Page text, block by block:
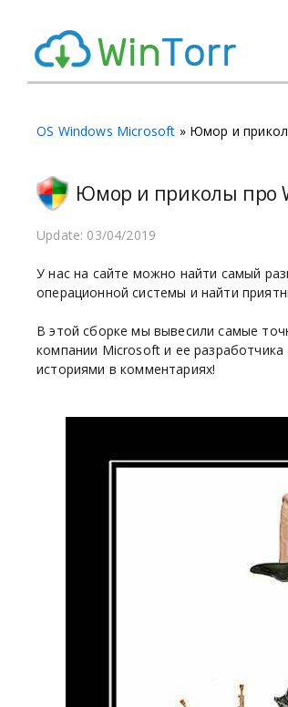
OS Windows Microsoft » Юмор и
Юмор и приколы про
Update: 03/04/2019
У нас на сайте можно найти самый
операционной системы и найти
В этой сборке мы вывесили самые
компании Microsoft и ее
историями в комментариях!